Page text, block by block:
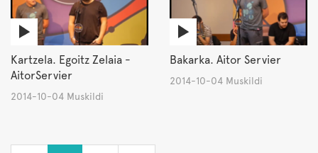
Kartzela. Egoitz Zelaia -
AitorServier
2014-10-04 Muskildi
Bakarka. Aitor Servier
2014-10-04 Muskildi